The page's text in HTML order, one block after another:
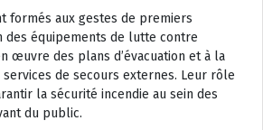
formés aux gestes de premiers
des équipements de lutte contre
œuvre des plans d’évacuation et à la
de secours externes. Leur rôle
la sécurité incendie au sein des
du public.